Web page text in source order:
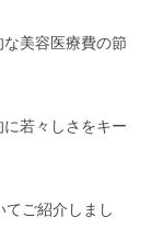
美容医療費の節
若々しさをキー
てご紹介しまし